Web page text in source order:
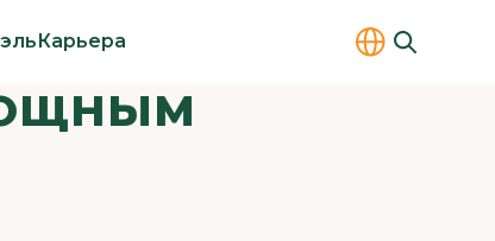
Карьера